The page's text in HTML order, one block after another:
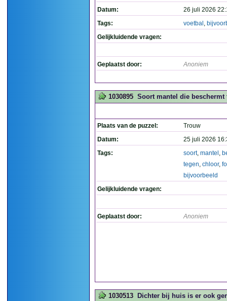
Datum:
26 juli 2026
Tags:
voetbal ,
Gelijkluidende vragen:
Geplaatst door: Anoniem
1030895 Soort mantel die
Plaats van de puzzel:
Trouw
Datum:
25 juli 2026
Tags:
soort, mantel ,
tegen, chloor,
bijvoorbeeld
Gelijkluidende vragen:
Geplaatst door: Anoniem
1030513
Dichter bij huis is er ook